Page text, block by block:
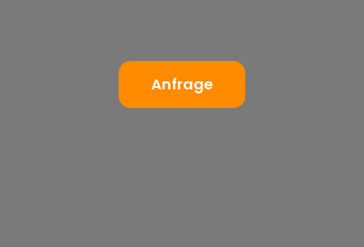
Anfrage